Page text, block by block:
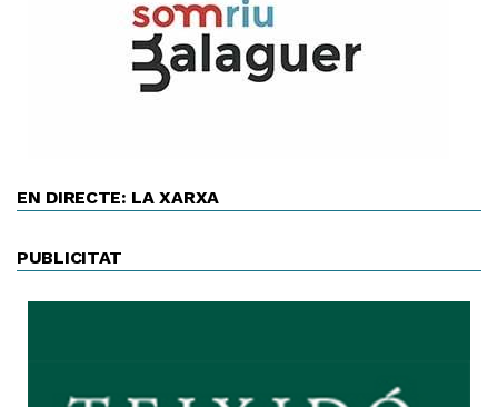
EN DIRECTE: LA XARXA
PUBLICITAT